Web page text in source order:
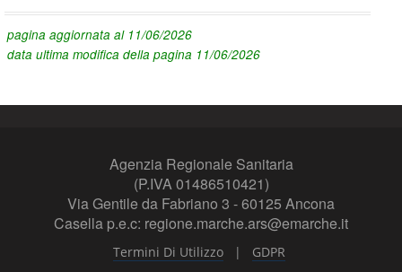
pagina aggiornata al 11/06/2026
data ultima modifica della pagina 11/06/2026
Agenzia Regionale Sanitaria
(P.IVA 01486510421)
Via Gentile da Fabriano 3 - 60125 Ancona
Casella p.e.c: regione.marche.ars@emarche.it
Termini Di Utilizzo | GDPR